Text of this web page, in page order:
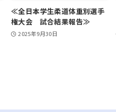
≪全日本学生柔道体重別選手
権大会 試合結果報告≫
2025年9月30日